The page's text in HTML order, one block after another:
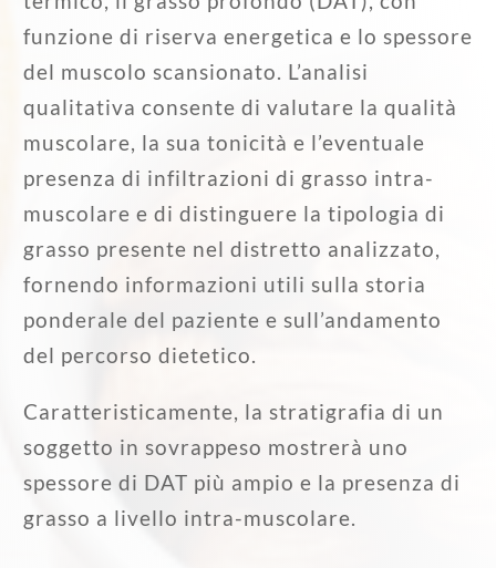
funzione di riserva energetica e lo spessore
del muscolo scansionato. L’analisi
qualitativa consente di valutare la qualità
muscolare, la sua tonicità e l’eventuale
presenza di infiltrazioni di grasso intra-
muscolare e di distinguere la tipologia di
grasso presente nel distretto analizzato,
fornendo informazioni utili sulla storia
ponderale del paziente e sull’andamento
del percorso dietetico.
Caratteristicamente, la stratigrafia di un
soggetto in sovrappeso mostrerà uno
spessore di DAT più ampio e la presenza di
grasso a livello intra-muscolare.